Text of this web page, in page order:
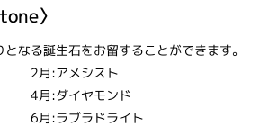
〉
なる誕生石をお留することができます。
2月:アメシスト
4月:ダイヤモンド
6月:ラブラドライト